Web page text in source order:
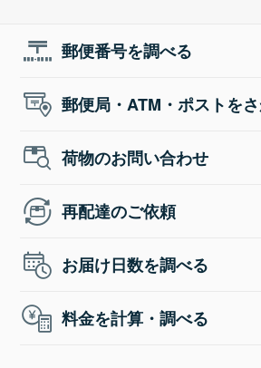
郵便番号を調べる
郵便局・ATM・ポストを
荷物のお問い合わせ
再配達のご依頼
お届け日数を調べる
料金を計算・調べる